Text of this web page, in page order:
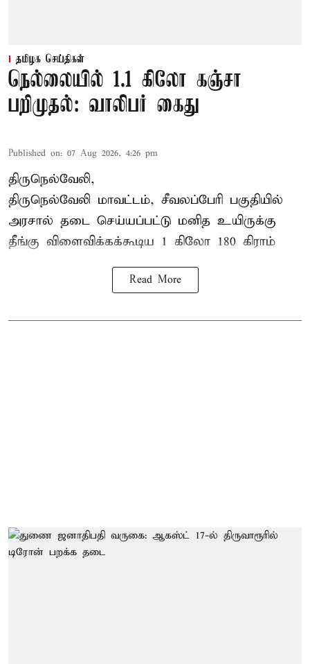
தமிழக செய்திகள்
நெல்லையில் 1.1 கிலோ கஞ்சா
பறிமுதல்: வாலிபர் கைது
Published on: 07 Aug 2026, 4:26 pm
திருநெல்வேலி,
திருநெல்வேலி மாவட்டம், சீவலப்பேரி பகுதியில்
அரசால் தடை செய்யப்பட்டு மனித உயிருக்கு
தீங்கு விளைவிக்கக்கூடிய 1 கிலோ 180 கிராம்
Read More